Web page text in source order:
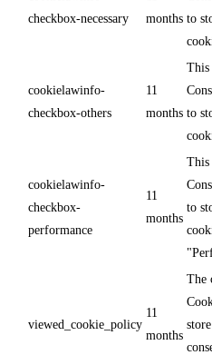
checkbox-necessary
months to
cookielawinfo-
checkbox-others
11
months
This
to
cookielawinfo-
checkbox-
performance
11
months
This
to
viewed_cookie_policy
11
months
The